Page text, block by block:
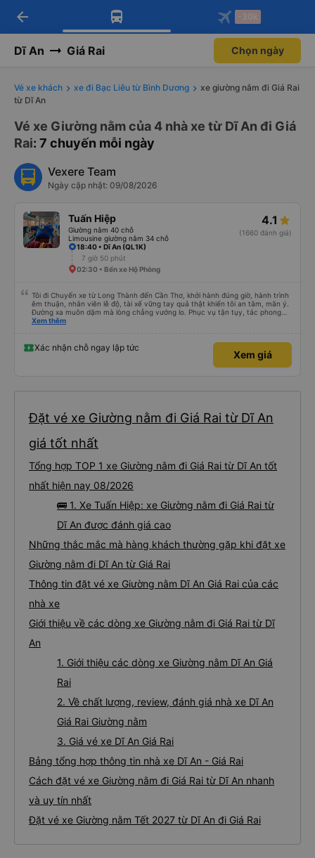
Tải app Vexere ngay!
Nhận ưu đãi thành viên độc
Mở app
Tải app Vexere
-30k/ghế khi đặt vé máy bay qua
Mở app
arrow_back -30k
Dĩ An Giá Rai Chọn ngày
Vé xe khách xe đi Bạc Liêu từ Bình Dương
xe giường nằm đi Giá Rai
từ Dĩ An
Vé xe Giường nằm của 4 nhà xe từ Dĩ An đi Giá
Rai: 7 chuyến mỗi ngày
Vexere Team
Ngày cập nhật: 09/08/2026
Tuấn Hiệp
Giường nằm 40 chỗ
Limousine giường nằm 34 chỗ
4.1
(1660 đánh giá)
18:40 • Dĩ An (QL1K)
7 giờ 50 phút
02:30 • Bến xe Hộ Phòng
Tôi đi Chuyến xe từ Long Thành đến Cần Thơ, khởi hành đúng giờ, hành trình
êm thuận, nhân viên lễ độ, tài xế vững tay quả thật khiến tôi an tâm, mãn ý.
Đường xa muôn dặm mà lòng chẳng vướng lo. Phục vụ tận tụy, tác phong
nghiêm cẩn, hiếm thấy giữa thời buổi kim tiền vội vã. Xã hội loạn đạo. Xin gửi
Xem thêm
Xác nhận chỗ ngay lập tức
Xem giá
Đặt vé xe Giường nằm đi Giá Rai từ Dĩ An
giá tốt nhất
Tổng hợp TOP 1 xe Giường nằm đi Giá Rai từ Dĩ An tốt
nhất hiện nay 08/2026
🚌 1. Xe Tuấn Hiệp: xe Giường nằm đi Giá Rai từ
Dĩ An được đánh giá cao
Những thắc mắc mà hàng khách thường gặp khi đặt xe
Giường nằm đi Dĩ An từ Giá Rai
Thông tin đặt vé xe Giường nằm Dĩ An Giá Rai của các
nhà xe
Giới thiệu về các dòng xe Giường nằm đi Giá Rai từ Dĩ
An
1. Giới thiệu các dòng xe Giường nằm Dĩ An Giá
Rai
2. Về chất lượng, review, đánh giá nhà xe Dĩ An
Giá Rai Giường nằm
3. Giá vé xe Dĩ An Giá Rai
Bảng tổng hợp thông tin nhà xe Dĩ An - Giá Rai
Cách đặt vé xe Giường nằm đi Giá Rai từ Dĩ An nhanh
và uy tín nhất
Đặt vé xe Giường nằm Tết 2027 từ Dĩ An đi Giá Rai